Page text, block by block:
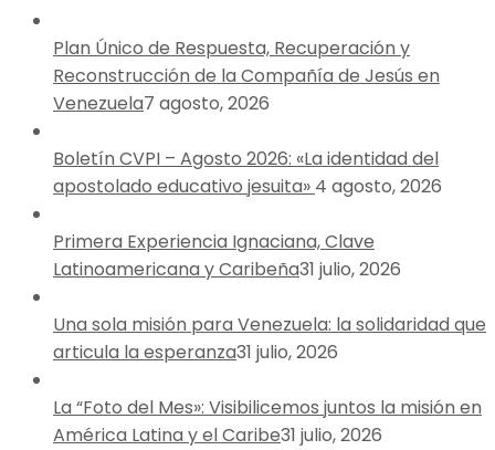
Plan Único de Respuesta, Recuperación y
Reconstrucción de la Compañía de Jesús en
Venezuela7 agosto, 2026
Boletín CVPI – Agosto 2026: «La identidad del
apostolado educativo jesuita» 4 agosto, 2026
Primera Experiencia Ignaciana, Clave
Latinoamericana y Caribeña31 julio, 2026
Una sola misión para Venezuela: la solidaridad que
articula la esperanza31 julio, 2026
La “Foto del Mes»: Visibilicemos juntos la misión en
América Latina y el Caribe31 julio, 2026